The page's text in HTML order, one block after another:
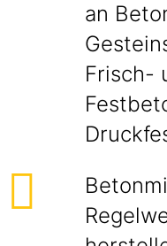
an
Frisch-